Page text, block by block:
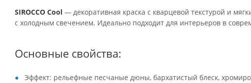
SIROCCO Cool — декоративная краска с кварцевой текстурой и
с холодным свечением. Идеально подходит для интерьеров в
Основные свойства:
Эффект: рельефные песчаные дюны, бархатистый блеск,